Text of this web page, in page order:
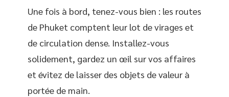
Une fois à bord, tenez-vous bien : les routes
de Phuket comptent leur lot de virages et
de circulation dense. Installez-vous
solidement, gardez un œil sur vos affaires
et évitez de laisser des objets de valeur à
portée de main.